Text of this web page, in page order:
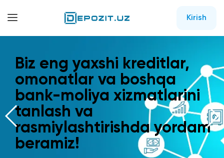
Kirish
Biz eng yaxshi kreditlar,
omonatlar va boshqa
bank-moliya xizmatlarini
tanlash va
rasmiylashtirishda yordam
beramiz!